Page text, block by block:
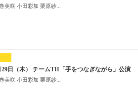
美咲 小田彩加 栗原紗...
29日（木） チームTII「手をつなぎながら」公演
美咲 小田彩加 栗原紗...